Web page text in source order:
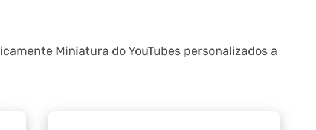
Miniatura do YouTubes personalizados a